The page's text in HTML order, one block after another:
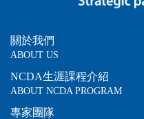
關於我們
ABOUT US
NCDA生涯課程介紹
ABOUT NCDA PROGRAM
專家團隊